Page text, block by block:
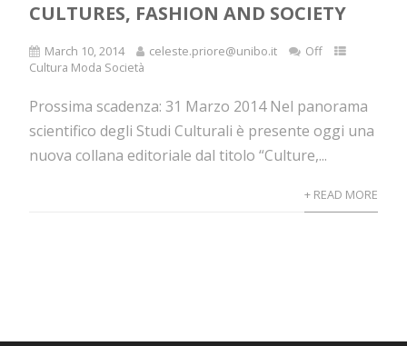
CULTURES, FASHION AND SOCIETY
March 10, 2014 celeste.priore@unibo.it
Off
Cultura Moda Società
Prossima scadenza: 31 Marzo 2014 Nel panorama
scientifico degli Studi Culturali è presente oggi una
nuova collana editoriale dal titolo “Culture,...
+ READ MORE